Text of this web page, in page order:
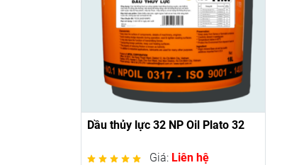
Dầu thủy lực 32 NP Oil Plato 32
Giá: Liên hệ